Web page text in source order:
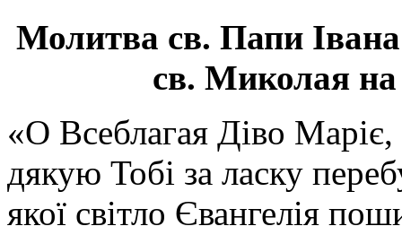
Молитва св. Папи
св. Миколая на
«О Всеблагая Діво
дякую Тобі за ласку
якої світло Євангелія